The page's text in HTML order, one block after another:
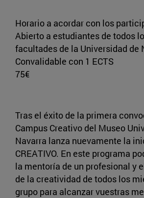
Horario a acordar con los
Abierto a estudiantes de todos
facultades de la Universidad de
Convalidable con 1 ECTS
75€
Tras el éxito de la primera
Campus Creativo del Museo
Navarra lanza nuevamente la
CREATIVO. En este programa
la mentoría de un profesional y
de la creatividad de todos los
grupo para alcanzar vuestras